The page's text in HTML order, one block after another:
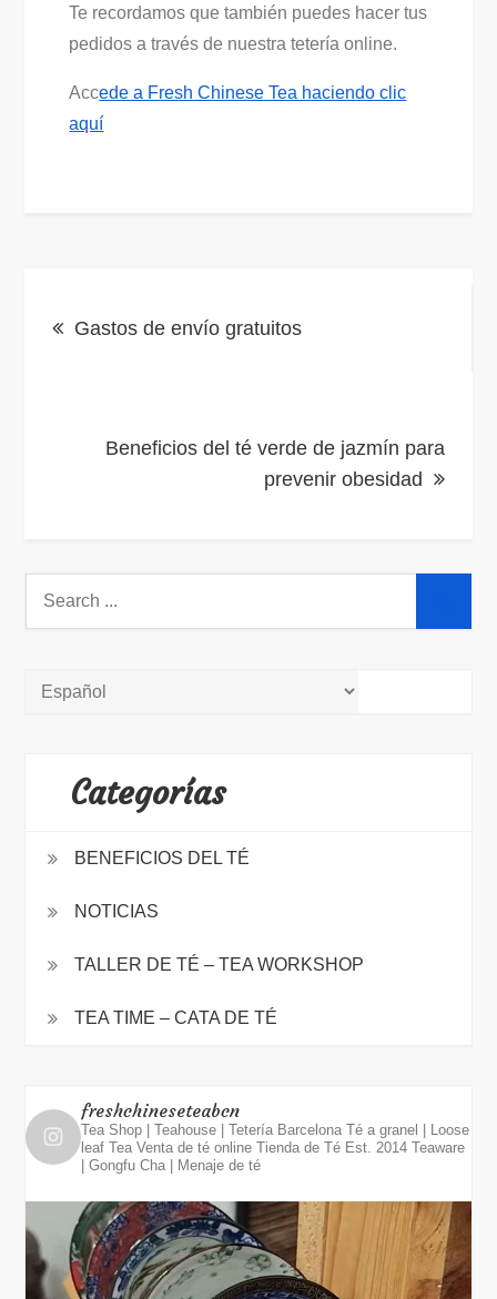
Te recordamos que también puedes hacer tus
pedidos a través de nuestra tetería online.
Accede a Fresh Chinese Tea haciendo clic
aquí
Gastos de envío gratuitos
Beneficios del té verde de jazmín para
prevenir obesidad
Categorías
BENEFICIOS DEL TÉ
NOTICIAS
TALLER DE TÉ – TEA WORKSHOP
TEA TIME – CATA DE TÉ
freshchineseteabcn
Tea Shop | Teahouse | Tetería Barcelona Té a granel | Loose
leaf Tea Venta de té online Tienda de Té Est. 2014 Teaware
| Gongfu Cha | Menaje de té